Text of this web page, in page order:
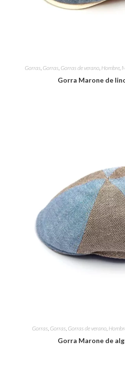
Gorras Gorras Gorras de verano, Hombre,
Gorra Marone de
Gorras Gorras Gorras de verano
Gorra Marone de